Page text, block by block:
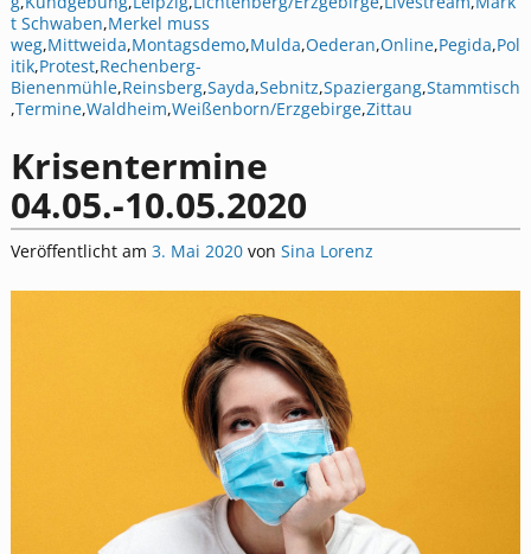
t Schwaben,Merkel muss
weg,Mittweida,Montagsdemo,Mulda,Oederan,Online,Pegida,Pol
itik,Protest,Rechenberg-
Bienenmühle,Reinsberg,Sayda,Sebnitz,Spaziergang,Stammtisch
,Termine,Waldheim,Weißenborn/Erzgebirge,Zittau
Krisentermine
04.05.-10.05.2020
Veröffentlicht am 3. Mai 2020 von Sina Lorenz